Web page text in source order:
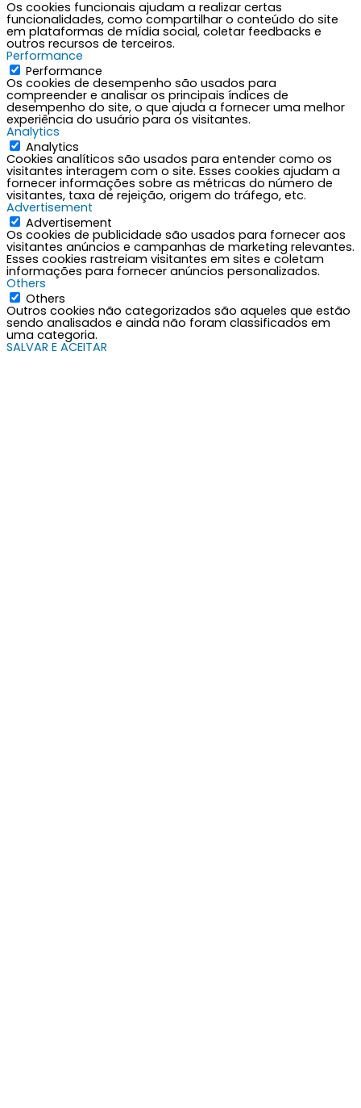
Os cookies funcionais ajudam a realizar certas
funcionalidades, como compartilhar o conteúdo do site
em plataformas de mídia social, coletar feedbacks e
outros recursos de terceiros.
Performance
Performance
Os cookies de desempenho são usados para
compreender e analisar os principais índices de
desempenho do site, o que ajuda a fornecer uma melhor
experiência do usuário para os visitantes.
Analytics
Analytics
Cookies analíticos são usados para entender como os
visitantes interagem com o site. Esses cookies ajudam a
fornecer informações sobre as métricas do número de
visitantes, taxa de rejeição, origem do tráfego, etc.
Advertisement
Advertisement
Os cookies de publicidade são usados para fornecer aos
visitantes anúncios e campanhas de marketing relevantes.
Esses cookies rastreiam visitantes em sites e coletam
informações para fornecer anúncios personalizados.
Others
Others
Outros cookies não categorizados são aqueles que estão
sendo analisados e ainda não foram classificados em
uma categoria.
SALVAR E ACEITAR